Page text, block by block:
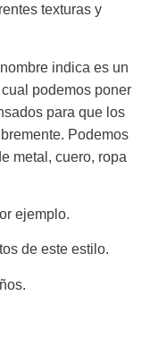
texturas y
indica es un
podemos poner
para que los
Podemos
metal, cuero, ropa
ejemplo.
de este estilo.